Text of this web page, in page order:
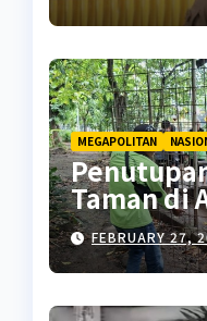
MEGAPOLITAN
Taman di
Cegah
FEBRUARY 27,